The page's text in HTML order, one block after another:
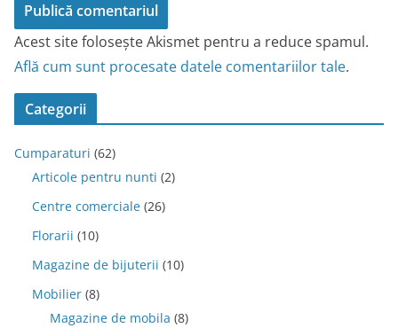
Acest site folosește Akismet pentru a reduce spamul.
Află cum sunt procesate datele comentariilor tale.
Categorii
Cumparaturi (62)
Articole pentru nunti (2)
Centre comerciale (26)
Florarii (10)
Magazine de bijuterii (10)
Mobilier (8)
Magazine de mobila (8)